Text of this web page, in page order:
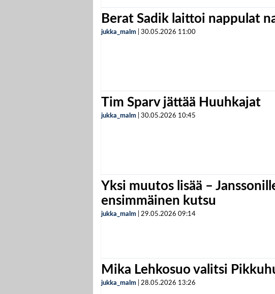
Berat Sadik laittoi nappulat
jukka_malm 30.05.2026 11:00
Tim Sparv jättää Huuhkajat
jukka_malm 30.05.2026 10:45
Yksi muutos lisää –
ensimmäinen kutsu
jukka_malm 29.05.2026 09:14
Mika Lehkosuo valitsi
jukka_malm 28.05.2026 13:26